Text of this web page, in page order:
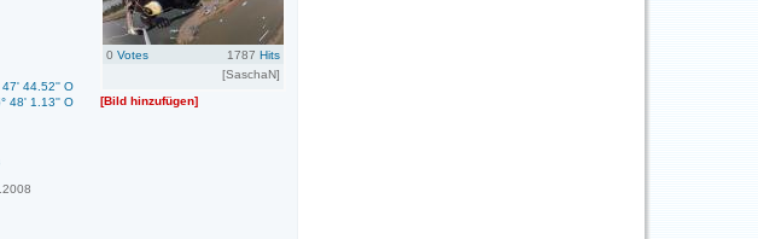
47' 44.52'' O
48' 1.13'' O
0 Votes 1787 Hits
[SaschaN]
[Bild hinzufügen]